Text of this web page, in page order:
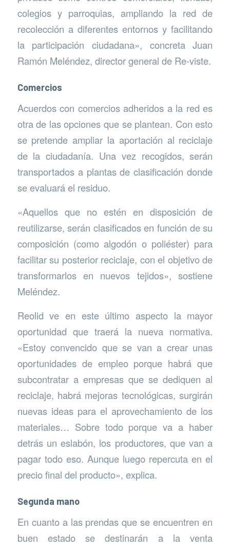
colegios y parroquias, ampliando la red de
recolección a diferentes entornos y facilitando
la participación ciudadana», concreta Juan
Ramón Meléndez, director general de Re-viste.
Comercios
Acuerdos con comercios adheridos a la red es
otra de las opciones que se plantean. Con esto
se pretende ampliar la aportación al reciclaje
de la ciudadanía. Una vez recogidos, serán
transportados a plantas de clasificación donde
se evaluará el residuo.
«Aquellos que no estén en disposición de
reutilizarse, serán clasificados en función de su
composición (como algodón o poliéster) para
facilitar su posterior reciclaje, con el objetivo de
transformarlos en nuevos tejidos», sostiene
Meléndez.
Reolid ve en este último aspecto la mayor
oportunidad que traerá la nueva normativa.
«Estoy convencido que se van a crear unas
oportunidades de empleo porque habrá que
subcontratar a empresas que se dediquen al
reciclaje, habrá mejoras tecnológicas, surgirán
nuevas ideas para el aprovechamiento de los
materiales… Sobre todo porque va a haber
detrás un eslabón, los productores, que van a
pagar todo eso. Aunque luego repercuta en el
precio final del producto», explica.
Segunda mano
En cuanto a las prendas que se encuentren en
buen estado se destinarán a la venta